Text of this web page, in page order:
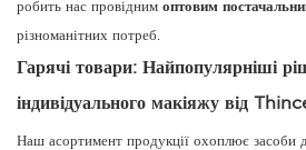
робить нас провідним оптовим
різноманітних потреб.
Гарячі товари: Найпопулярніші
індивідуального макіяжу від
Наш асортимент продукції охоплює засоби